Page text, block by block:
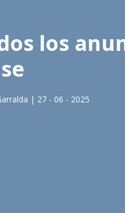
los
| 27 - 06 - 2025